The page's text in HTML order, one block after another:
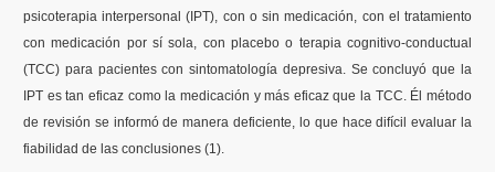
psicoterapia interpersonal (IPT), con o sin medicación, con el tratamiento
con medicación por sí sola, con placebo o terapia cognitivo-conductual
(TCC) para pacientes con sintomatología depresiva. Se concluyó que la
IPT es tan eficaz como la medicación y más eficaz que la TCC. Él método
de revisión se informó de manera deficiente, lo que hace difícil evaluar la
fiabilidad de las conclusiones (1).